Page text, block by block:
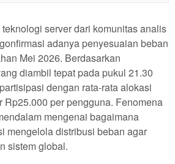
server dari komunitas analis
adanya penyesuaian beban
Mei 2026. Berdasarkan
diambil tepat pada pukul 21.30
dengan rata-rata alokasi
Rp25.000 per pengguna. Fenomena
mengenai bagaimana
mengelola distribusi beban agar
sistem global.